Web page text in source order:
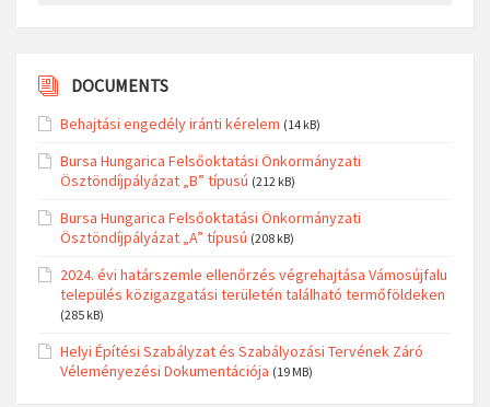
DOCUMENTS
Behajtási engedély iránti kérelem (14 kB)
Bursa Hungarica Felsőoktatási Önkormányzati
Ösztöndíjpályázat „B” típusú (212 kB)
Bursa Hungarica Felsőoktatási Önkormányzati
Ösztöndíjpályázat „A” típusú (208 kB)
2024. évi határszemle ellenőrzés végrehajtása Vámosújfalu
település közigazgatási területén található termőföldeken
(285 kB)
Helyi Építési Szabályzat és Szabályozási Tervének Záró
Véleményezési Dokumentációja (19 MB)